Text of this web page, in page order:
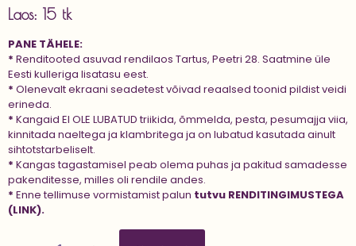
Laos: 15 tk
PANE TÄHELE:
* Renditooted asuvad rendilaos Tartus, Peetri 28. Saatmine üle
Eesti kulleriga lisatasu eest.
* Olenevalt ekraani seadetest võivad reaalsed toonid pildist veidi
erineda.
* Kangaid EI OLE LUBATUD triikida, õmmelda, pesta, pesumajja viia,
kinnitada naeltega ja klambritega ja on lubatud kasutada ainult
sihtotstarbeliselt.
* Kangas tagastamisel peab olema puhas ja pakitud samadesse
pakenditesse, milles oli rendile andes.
* Enne tellimuse vormistamist palun tutvu RENDITINGIMUSTEGA
(LINK).